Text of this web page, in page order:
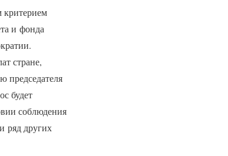
критерием
и фонда
стране,
председателя
будет
соблюдения
ряд других